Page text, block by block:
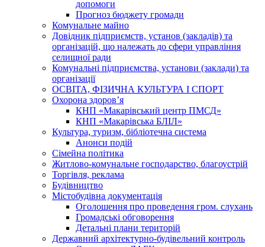
допомоги
Прогноз бюджету громади
Комунальне майно
Довідник підприємств, установ (закладів) та
організацій, що належать до сфери управління
селищної ради
Комунальні підприємства, установи (заклади) та
організації
ОСВІТА, ФІЗИЧНА КУЛЬТУРА І СПОРТ
Охорона здоров’я
КНП «Макарівський центр ПМСД»
КНП «Макарівська БЛІЛ»
Культура, туризм, бібліотечна система
Анонси подій
Сімейна політика
Житлово-комунальне господарство, благоустрій
Торгівля, реклама
Будівництво
Містобудівна документація
Оголошення про проведення гром. слухань
Громадські обговорення
Детальні плани територій
Державний архітектурно-будівельний контроль